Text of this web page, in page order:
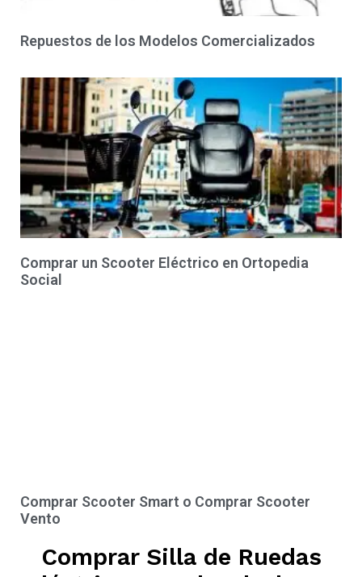
Repuestos de los Modelos Comercializados
Comprar un Scooter Eléctrico en Ortopedia
Social
Comprar Scooter Smart o Comprar Scooter
Vento
Comprar Silla de Ruedas